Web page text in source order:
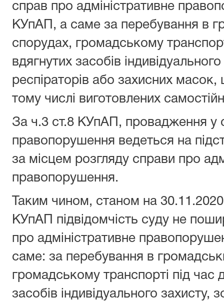
справ про адміністративне
КУпАП, а саме за перебування в
спорудах, громадському
вдягнутих засобів
респіраторів або захисних
тому числі виготовлених
За ч.3 ст.8 КУпАП, провадження у
правопорушення ведеться на
за місцем розгляду справи про
правопорушення.
Таким чином, станом на
КУпАП підвідомчість суду не
про адміністративне
саме: за перебування в
громадському транспорті під час
засобів індивідуального захисту,